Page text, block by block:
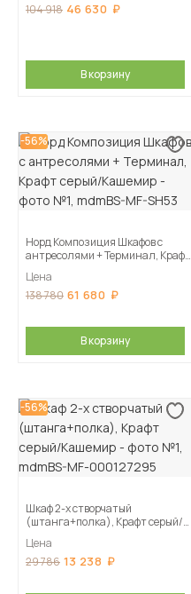
104 918 46 630
В корзину
-56%
Норд Композиция Шкафов с
антресолями + Терминал, Крафт
Цена
138 780 61 680
В корзину
-56%
Шкаф 2-х створчатый
(штанга+полка), Крафт серый/
Цена
29 786 13 238